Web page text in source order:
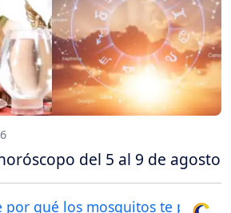
del 5 al 9 de agosto